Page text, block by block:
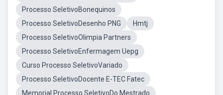
Processo SeletivoBonequinos
Processo SeletivoDesenho PNG
Hmtj
Processo SeletivoOlimpia Partners
Processo SeletivoEnfermagem Uepg
Curso Processo SeletivoVariado
Processo SeletivoDocente E-TEC Fatec
Memorial Processo SeletivoDo Mestrado